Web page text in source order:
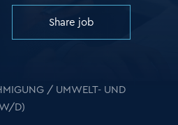
Share job
/ UMWELT- UND
D)